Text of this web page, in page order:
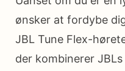
ønsker at fordybe
JBL Tune Flex-
der kombinerer